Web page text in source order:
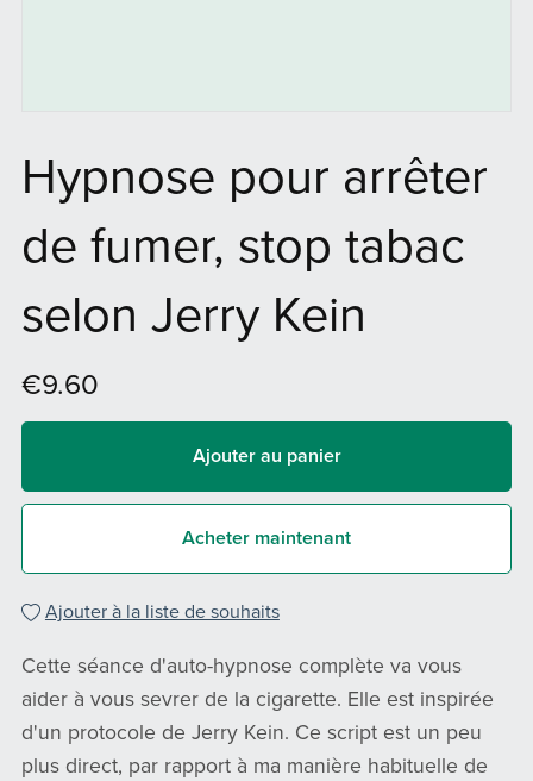
Hypnose pour arrêter
de fumer, stop tabac
selon Jerry Kein
€9.60
Ajouter au panier
Acheter maintenant
Ajouter à la liste de souhaits
Cette séance d'auto-hypnose complète va vous
aider à vous sevrer de la cigarette. Elle est inspirée
d'un protocole de Jerry Kein. Ce script est un peu
plus direct, par rapport à ma manière habituelle de